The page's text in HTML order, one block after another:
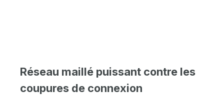
Réseau maillé puissant contre les
coupures de connexion